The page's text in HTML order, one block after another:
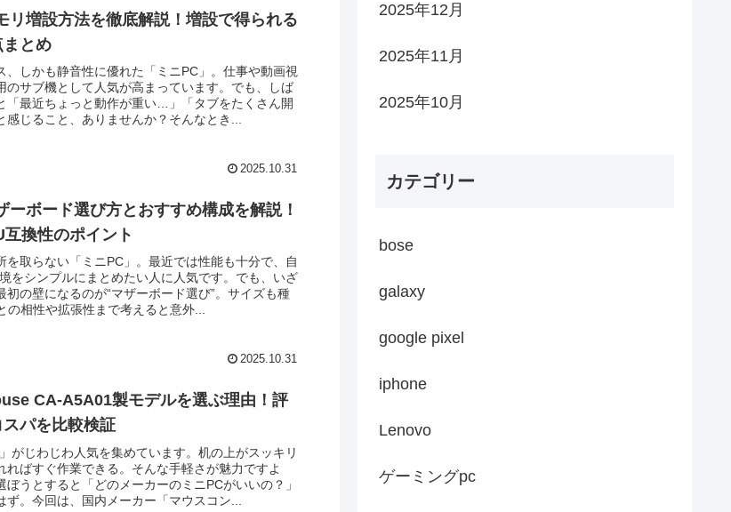
リ増設方法を徹底解説！増設で得られる
とめ
、しかも静音性に優れた「ミニPC」。仕事や動画視
のサブ機として人気が高まっています。でも、しば
「最近ちょっと動作が重い…」「タブをたくさん開
感じること、ありませんか？そんなとき...
2025.10.31
ーボード選び方とおすすめ構成を解説！
換性のポイント
を取らない「ミニPC」。最近では性能も十分で、自
をシンプルにまとめたい人に人気です。でも、いざ
初の壁になるのが“マザーボード選び”。サイズも種
の相性や拡張性まで考えると意外...
2025.10.31
CA-A5A01製モデルを選ぶ理由！評
パを比較検証
がじわじわ人気を集めています。机の上がスッキリ
ればすぐ作業できる。そんな手軽さが魅力ですよ
ぼうとすると「どのメーカーのミニPCがいいの？」
ず。今回は、国内メーカー「マウスコン...
2025年12月
2025年11月
2025年10月
カテゴリー
bose
galaxy
google pixel
iphone
Lenovo
ゲーミングpc